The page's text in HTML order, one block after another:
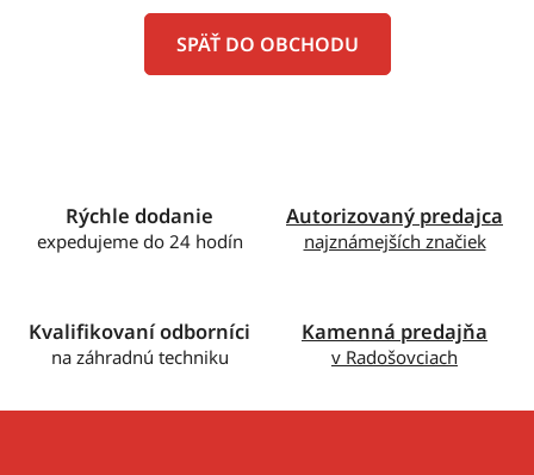
SPÄŤ DO OBCHODU
Rýchle dodanie
expedujeme do 24 hodín
Autorizovaný predajca
najznámejších značiek
Kvalifikovaní odborníci
na záhradnú techniku
Kamenná predajňa
v Radošovciach